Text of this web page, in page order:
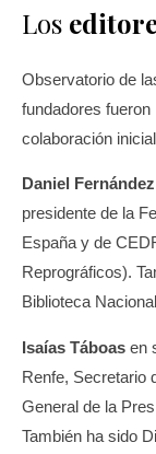
Los
Observatorio de
fundadores
colaboración
Daniel Fernández
presidente de la
España y de
Reprográficos).
Biblioteca
Isaías Táboas en
Renfe, Secretario
General de la
También ha sido